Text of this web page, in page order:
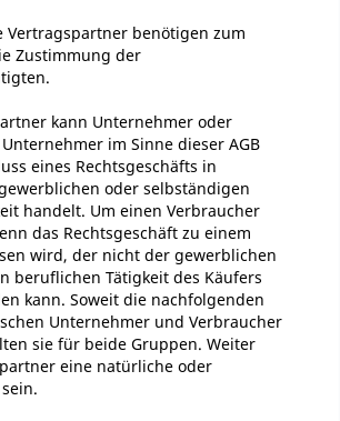
Vertragspartner benötigen zum
Zustimmung der
kann Unternehmer oder
im Sinne dieser AGB
eines Rechtsgeschäfts in
oder selbständigen
handelt. Um einen Verbraucher
das Rechtsgeschäft zu einem
wird, der nicht der gewerblichen
beruflichen Tätigkeit des Käufers
kann. Soweit die nachfolgenden
Unternehmer und Verbraucher
sie für beide Gruppen. Weiter
eine natürliche oder